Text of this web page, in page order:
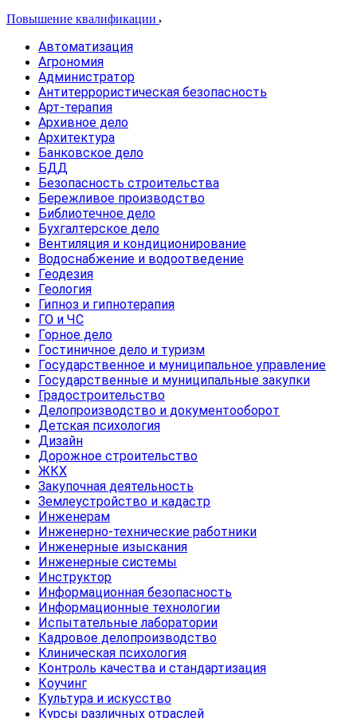
Повышение квалификации
Автоматизация
Агрономия
Администратор
Антитеррористическая безопасность
Арт-терапия
Архивное дело
Архитектура
Банковское дело
БДД
Безопасность строительства
Бережливое производство
Библиотечное дело
Бухгалтерское дело
Вентиляция и кондиционирование
Водоснабжение и водоотведение
Геодезия
Геология
Гипноз и гипнотерапия
ГО и ЧС
Горное дело
Гостиничное дело и туризм
Государственное и муниципальное управление
Государственные и муниципальные закупки
Градостроительство
Делопроизводство и документооборот
Детская психология
Дизайн
Дорожное строительство
ЖКХ
Закупочная деятельность
Землеустройство и кадастр
Инженерам
Инженерно-технические работники
Инженерные изыскания
Инженерные системы
Инструктор
Информационная безопасность
Информационные технологии
Испытательные лаборатории
Кадровое делопроизводство
Клиническая психология
Контроль качества и стандартизация
Коучинг
Культура и искусство
Курсы различных отраслей